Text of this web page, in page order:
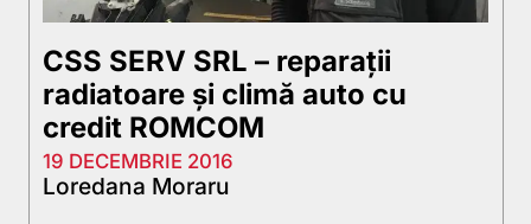
CSS SERV SRL – reparații
radiatoare și climă auto cu
credit ROMCOM
19 DECEMBRIE 2016
Loredana Moraru